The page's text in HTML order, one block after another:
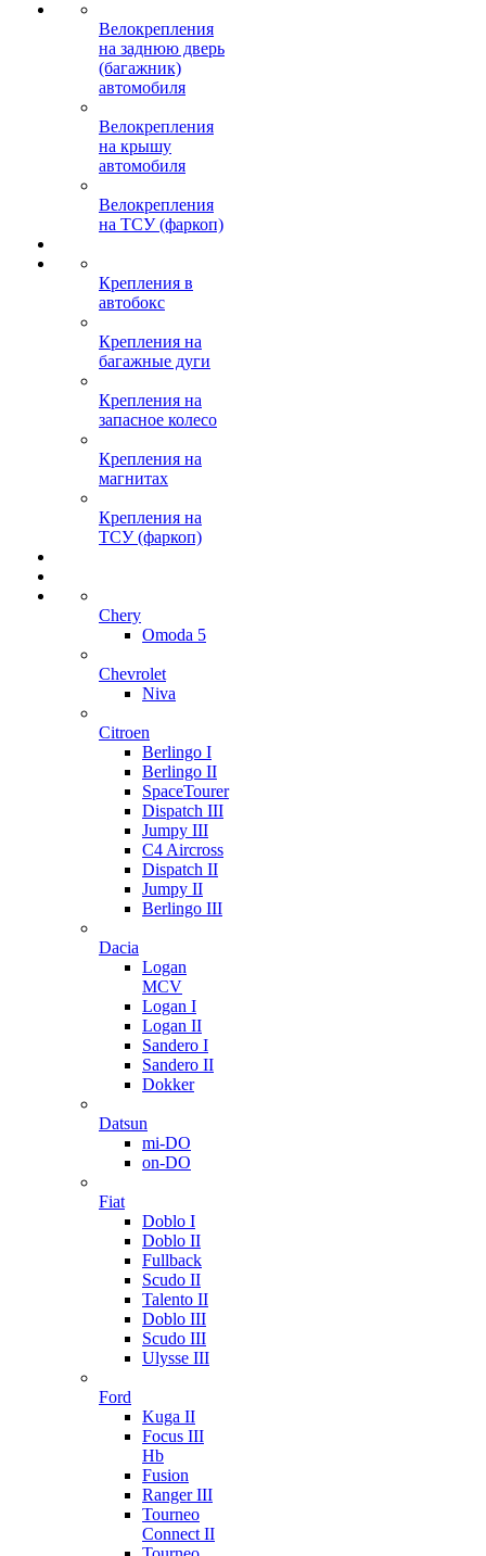
Велокрепления
на заднюю дверь
(багажник)
автомобиля
Велокрепления
на крышу
автомобиля
Велокрепления
на ТСУ (фаркоп)
Крепления в
автобокс
Крепления на
багажные дуги
Крепления на
запасное колесо
Крепления на
магнитах
Крепления на
ТСУ (фаркоп)
Chery
Omoda 5
Chevrolet
Niva
Citroen
Berlingo I
Berlingo II
SpaceTourer
Dispatch III
Jumpy III
C4 Aircross
Dispatch II
Jumpy II
Berlingo III
Dacia
Logan
MCV
Logan I
Logan II
Sandero I
Sandero II
Dokker
Datsun
mi-DO
on-DO
Fiat
Doblo I
Doblo II
Fullback
Scudo II
Talento II
Doblo III
Scudo III
Ulysse III
Ford
Kuga II
Focus III
Hb
Fusion
Ranger III
Tourneo
Connect II